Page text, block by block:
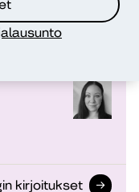
innovaatiot/
kirjoitukset